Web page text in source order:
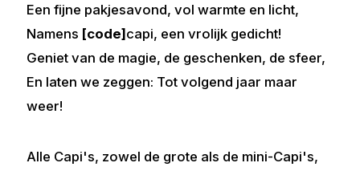
Een fijne pakjesavond, vol warmte en licht,
Namens code capi, een vrolijk gedicht!
Geniet van de magie, de geschenken, de sfeer,
En laten we zeggen: Tot volgend jaar maar
weer!
Alle Capi's, zowel de grote als de mini-Capi's,